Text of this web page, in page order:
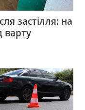
застілля: на
варту